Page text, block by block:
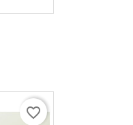
favorite_border